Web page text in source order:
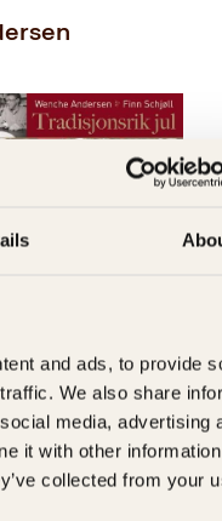
and ads, to provide
We also share
media, advertising
it with other
collected from your
Morten Brun,
Andersen
jul
Wenche og